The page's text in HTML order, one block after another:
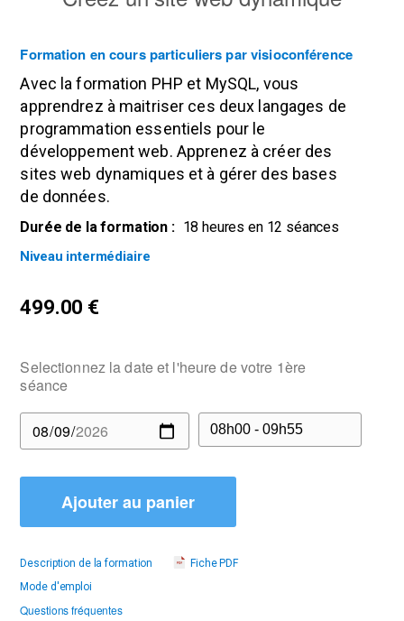
Formation en cours particuliers par visioconférence
Avec laformation PHP et MySQL, vous
apprendrez à maitriser ces deux langages de
programmation essentiels pour le
développement web. Apprenez à créer des
sites web dynamiques et à gérer des bases
de données.
Durée de la formation : 18 heures en 12 séances
Niveau intermédiaire
499.00 €
Selectionnez la date et l'heure de votre 1ère
séance
Ajouter au panier
Description de la formation
Fiche PDF
Mode d'emploi
Questions fréquentes